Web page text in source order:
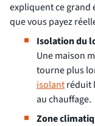
expliquent ce grand
que vous payez
Isolation du
Une maison
tourne plus
isolantréduit
au chauffage.
Zone